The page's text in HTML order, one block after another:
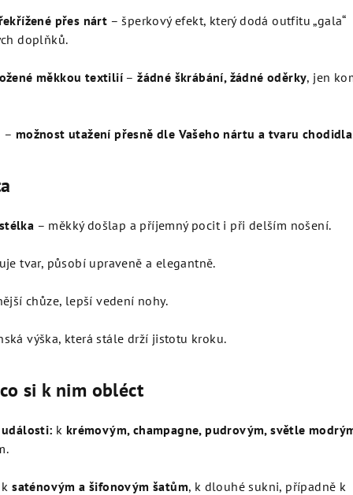
přes nárt – šperkový efekt, který dodá outfitu „gala“
doplňků.
měkkou textilií –žádné škrábání, žádné oděrky, jen
– možnost utažení přesně dle Vašeho nártu a tvaru chodidla
– měkký došlap a příjemný pocit i při delším nošení.
tvar, působí upraveně a elegantně.
chůze, lepší vedení nohy.
výška, která stále drží jistotu kroku.
si k nim obléct
k krémovým, champagne, pudrovým, světle
saténovým a šifonovým šatům, k dlouhé sukni, případně k